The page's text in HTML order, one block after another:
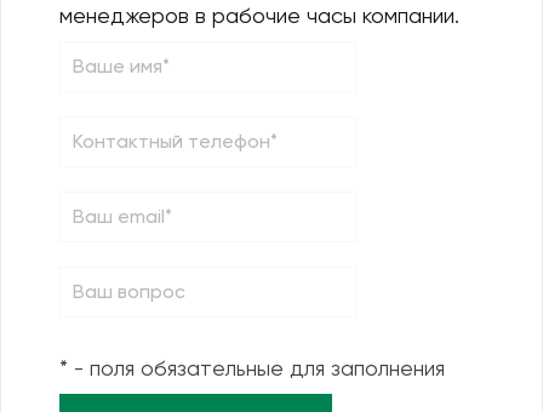
менеджеров в рабочие часы компании.
* - поля обязательные для заполнения